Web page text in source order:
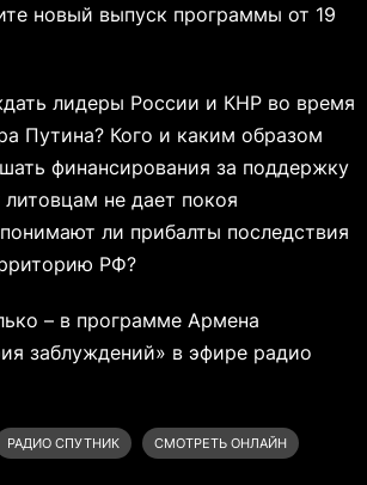
новый выпуск программы от 19
лидеры России и КНР во время
Путина? Кого и каким образом
финансирования за поддержку
не дает покоя
ли прибалты последствия
РФ?
– в программе Армена
заблуждений» в эфире радио
РАДИО СПУТНИК СМОТРЕТЬ ОНЛАЙН